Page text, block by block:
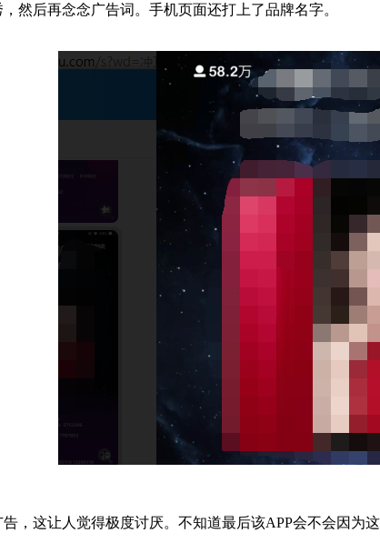
后再念念广告词。手机页面还打上了品牌名字。
这让人觉得极度讨厌。不知道最后该APP会不会因为这